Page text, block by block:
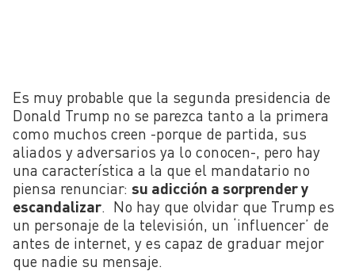
Es muy probable que la segunda presidencia de
Donald Trump no se parezca tanto a la primera
como muchos creen -porque de partida, sus
aliados y adversarios ya lo conocen-, pero hay
una característica a la que el mandatario no
piensa renunciar: su adicción a sorprender y
escandalizar . No hay que olvidar que Trump es
un personaje de la televisión, un ‘influencer’ de
antes de internet, y es capaz de graduar mejor
que nadie su mensaje.